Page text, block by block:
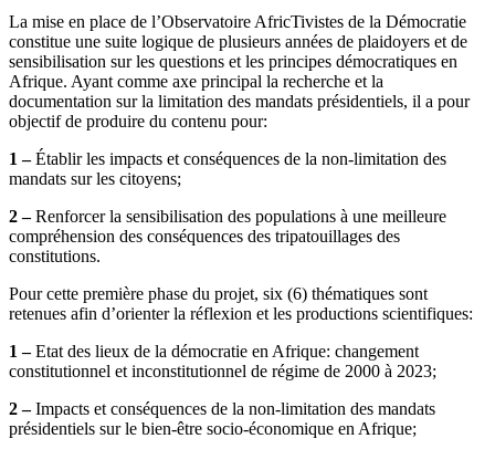
La mise en place de l’Observatoire AfricTivistes de la Démocratie
constitue une suite logique de plusieurs années de plaidoyers et de
sensibilisation sur les questions et les principes démocratiques en
Afrique. Ayant comme axe principal la recherche et la
documentation sur la limitation des mandats présidentiels, il a pour
objectif de produire du contenu pour:
1 –Établir les impacts et conséquences de la non-limitation des
mandats sur les citoyens;
2 –Renforcer la sensibilisation des populations à une meilleure
compréhension des conséquences des tripatouillages des
constitutions.
Pour cette première phase du projet, six (6) thématiques sont
retenues afin d’orienter la réflexion et les productions scientifiques:
1 –Etat des lieux de la démocratie en Afrique: changement
constitutionnel et inconstitutionnel de régime de 2000 à 2023;
2 –Impacts et conséquences de la non-limitation des mandats
présidentiels sur le bien-être socio-économique en Afrique;